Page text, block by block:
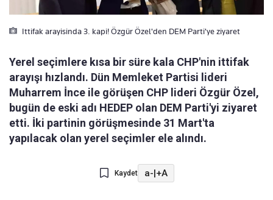
Ittifak arayisinda 3. kapi! Özgür Özel'den DEM Parti'ye ziyaret
Yerel seçimlere kısa bir süre kala CHP'nin ittifak
arayışı hızlandı. Dün Memleket Partisi lideri
Muharrem İnce ile görüşen CHP lideri Özgür Özel,
bugün de eski adı HEDEP olan DEM Parti'yi ziyaret
etti. İki partinin görüşmesinde 31 Mart'ta
yapılacak olan yerel seçimler ele alındı.
Kaydet a-|+A